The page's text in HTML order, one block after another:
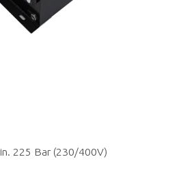
225 Bar (230/400V)